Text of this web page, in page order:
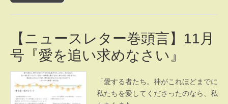
【ニュースレター巻頭言】11月
号『愛を追い求めなさい』
「愛する者たち。神がこれほどまでに
私たちを愛してくださったのなら、私